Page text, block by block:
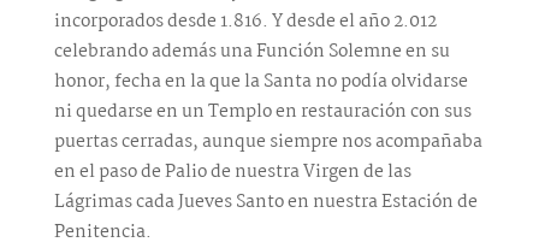
incorporados desde 1.816. Y desde el año 2.012
celebrando además una Función Solemne en su
honor, fecha en la que la Santa no podía olvidarse
ni quedarse en un Templo en restauración con sus
puertas cerradas, aunque siempre nos acompañaba
en el paso de Palio de nuestra Virgen de las
Lágrimas cada Jueves Santo en nuestra Estación de
Penitencia.